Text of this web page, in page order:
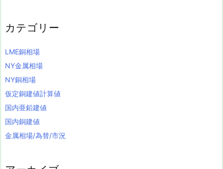
カテゴリー
LME銅相場
NY金属相場
NY銅相場
仮定銅建値計算値
国内亜鉛建値
国内銅建値
金属相場/為替/市況